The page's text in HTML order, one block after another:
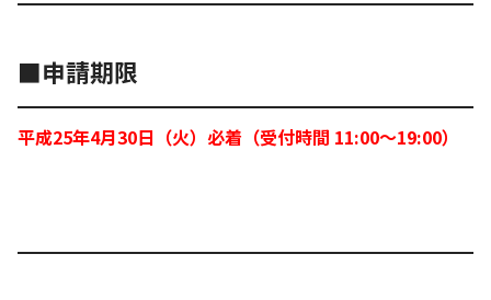
■申請期限
平成25年4月30日（火）必着（受付時間 11:00〜19:00）